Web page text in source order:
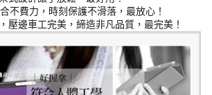
不費力，時刻保護不滑落，最放心！
壓邊車工完美，締造非凡品質，最完美！